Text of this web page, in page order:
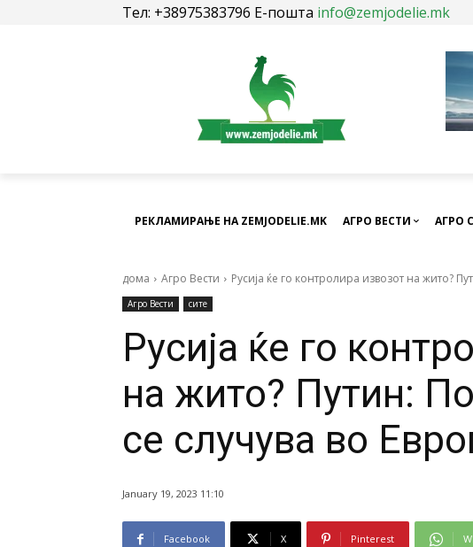
Тел: +38975383796 Е-пошта info@zemjodelie.mk
РЕКЛАМИРАЊЕ НА ZEMJODELIE.MK АГРО ВЕСТИ АГРО
дома Агро Вести Русија ќе го контролира извозот на жито?
Агро Вести сите
Русија ќе го
на жито? Путин:
се случува во
January 19, 2023 11:10
Facebook X Pinterest